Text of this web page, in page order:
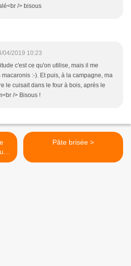
/> bisous
04/2019 10:23
c'est ce qu'on utilise, mais il me
macaronis :-). Et puis, à la campagne, ma
le cuisait dans le four à bois, après le
/> Bisous !
Pâte brisée >